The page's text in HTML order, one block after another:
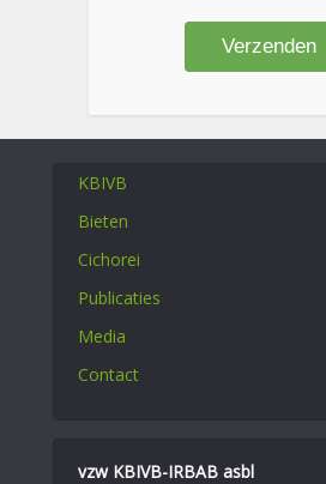
KBIVB
Bieten
Cichorei
Publicaties
Media
Contact
vzw KBIVB-IRBAB asbl